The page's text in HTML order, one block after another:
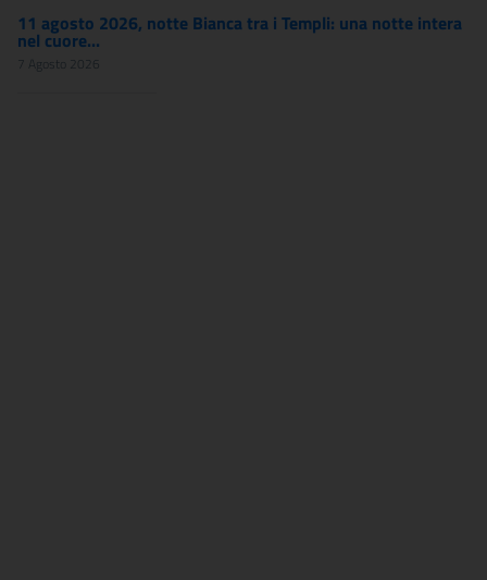
11 agosto 2026, notte Bianca tra i Templi: una notte intera
nel cuore...
7 Agosto 2026